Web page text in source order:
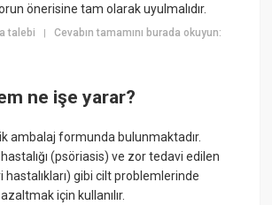
önerisine tam olarak uyulmalıdır.
talebi |Cevabın tamamını burada okuyun:
ne işe yarar?
ambalaj formunda bulunmaktadır.
(psöriasis) ve zor tedavi edilen
gibi cilt problemlerinde
için kullanılır.